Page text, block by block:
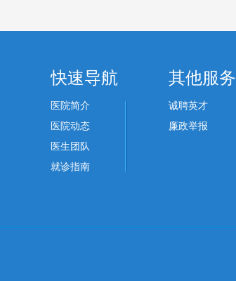
快速导航
医院简介
医院动态
医生团队
就诊指南
其他服务
诚聘英才
廉政举报